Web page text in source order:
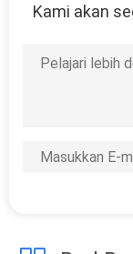
Kami akan